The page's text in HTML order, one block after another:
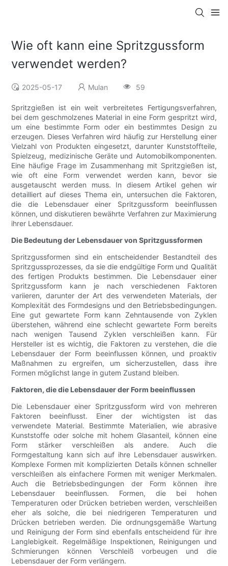
Wie oft kann eine Spritzgussform
verwendet werden?
2025-05-17 Mulan 59
Spritzgießen ist ein weit verbreitetes Fertigungsverfahren,
bei dem geschmolzenes Material in eine Form gespritzt wird,
um eine bestimmte Form oder ein bestimmtes Design zu
erzeugen. Dieses Verfahren wird häufig zur Herstellung einer
Vielzahl von Produkten eingesetzt, darunter Kunststoffteile,
Spielzeug, medizinische Geräte und Automobilkomponenten.
Eine häufige Frage im Zusammenhang mit Spritzgießen ist,
wie oft eine Form verwendet werden kann, bevor sie
ausgetauscht werden muss. In diesem Artikel gehen wir
detailliert auf dieses Thema ein, untersuchen die Faktoren,
die die Lebensdauer einer Spritzgussform beeinflussen
können, und diskutieren bewährte Verfahren zur Maximierung
ihrer Lebensdauer.
Die Bedeutung der Lebensdauer von Spritzgussformen
Spritzgussformen sind ein entscheidender Bestandteil des
Spritzgussprozesses, da sie die endgültige Form und Qualität
des fertigen Produkts bestimmen. Die Lebensdauer einer
Spritzgussform kann je nach verschiedenen Faktoren
variieren, darunter der Art des verwendeten Materials, der
Komplexität des Formdesigns und den Betriebsbedingungen.
Eine gut gewartete Form kann Zehntausende von Zyklen
überstehen, während eine schlecht gewartete Form bereits
nach wenigen Tausend Zyklen verschleißen kann. Für
Hersteller ist es wichtig, die Faktoren zu verstehen, die die
Lebensdauer der Form beeinflussen können, und proaktiv
Maßnahmen zu ergreifen, um sicherzustellen, dass ihre
Formen möglichst lange in gutem Zustand bleiben.
Faktoren, die die Lebensdauer der Form beeinflussen
Die Lebensdauer einer Spritzgussform wird von mehreren
Faktoren beeinflusst. Einer der wichtigsten ist das
verwendete Material. Bestimmte Materialien, wie abrasive
Kunststoffe oder solche mit hohem Glasanteil, können eine
Form stärker verschleißen als andere. Auch die
Formgestaltung kann sich auf ihre Lebensdauer auswirken.
Komplexe Formen mit komplizierten Details können schneller
verschleißen als einfachere Formen mit weniger Merkmalen.
Auch die Betriebsbedingungen der Form können ihre
Lebensdauer beeinflussen. Formen, die bei hohen
Temperaturen oder Drücken betrieben werden, verschleißen
eher als solche, die bei niedrigeren Temperaturen und
Drücken betrieben werden. Die ordnungsgemäße Wartung
und Reinigung der Form sind ebenfalls entscheidend für ihre
Langlebigkeit. Regelmäßige Inspektionen, Reinigungen und
Schmierungen können Verschleiß vorbeugen und die
Lebensdauer der Form verlängern.